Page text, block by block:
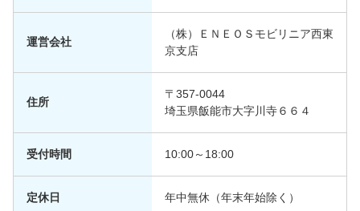
運営会社
（株）ＥＮＥＯＳモビリニア西東
京支店
住所
〒357-0044
埼玉県飯能市大字川寺６６４
受付時間 10:00～18:00
定休日 年中無休（年末年始除く）